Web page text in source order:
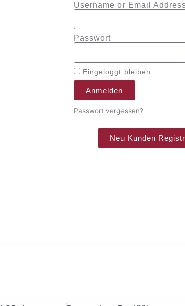
Username or Email
Passwort
Eingeloggt bleiben
Anmelden
Passwort vergessen?
Neu Kunden